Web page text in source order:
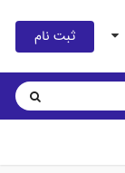
ثبت نام